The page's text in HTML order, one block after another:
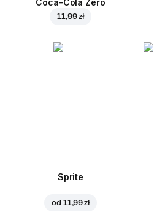
11,99 zł
Sprite
od 11,99 zł